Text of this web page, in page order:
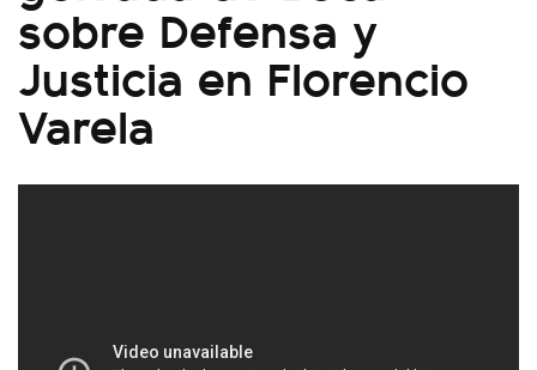
sobre Defensa y
Justicia en Florencio
Varela